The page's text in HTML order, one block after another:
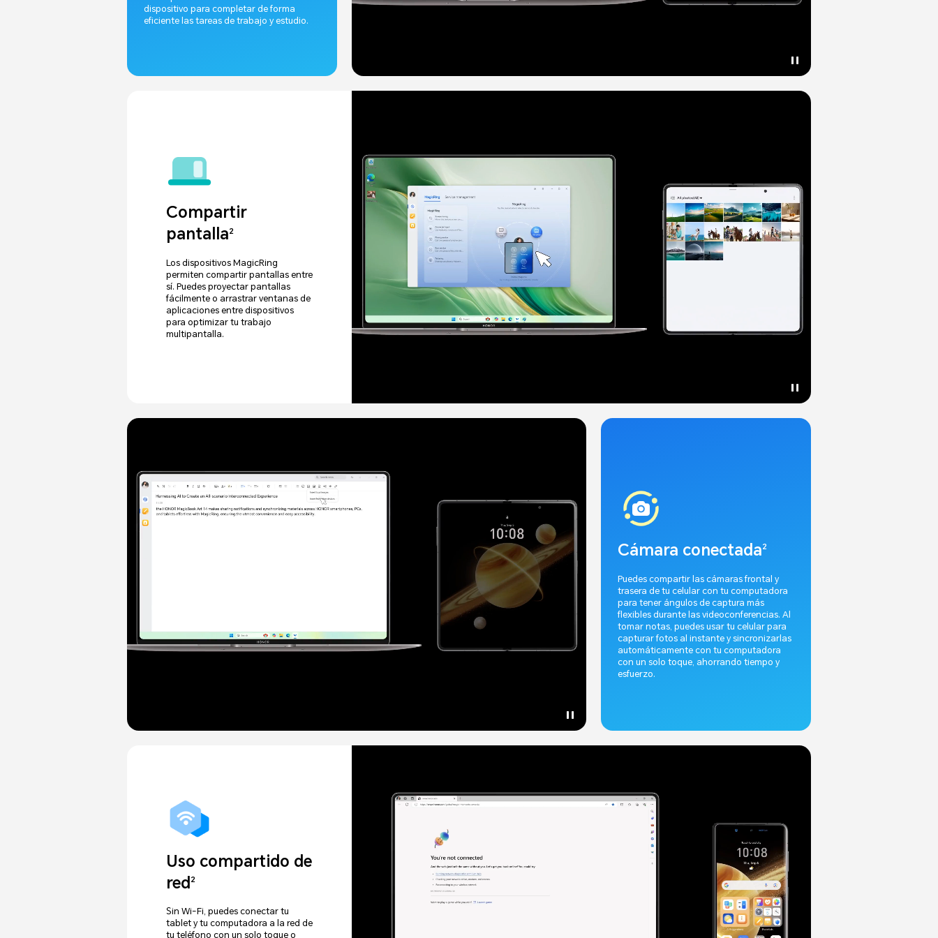
dispositivo para completar de forma
eficiente las tareas de trabajo y estudio.
Compartir
pantalla2
Los dispositivos MagicRing
permiten compartir pantallas entre
sí. Puedes proyectar pantallas
fácilmente o arrastrar ventanas de
aplicaciones entre dispositivos
para optimizar tu trabajo
multipantalla.
Cámara conectada2
Puedes compartir las cámaras frontal y
trasera de tu celular con tu computadora
para tener ángulos de captura más
flexibles durante las videoconferencias. Al
tomar notas, puedes usar tu celular para
capturar fotos al instante y sincronizarlas
automáticamente con tu computadora
con un solo toque, ahorrando tiempo y
esfuerzo.
Uso compartido de
red 2
Sin Wi-Fi, puedes conectar tu
tablet y tu computadora a la red de
tu teléfono con un solo toque o